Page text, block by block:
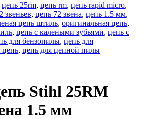
цепь 25rm, цепь rm, цепь rapid micro,
звеньев, цепь 72 звена, цепь 1.5 мм,
цепь штиль, оригинальная цепь,
, цепь с калеными зубьями, цепь с
для бензопилы, цепь для
цепь, цепь для цепной пилы
Stihl 25RM
1.5 мм